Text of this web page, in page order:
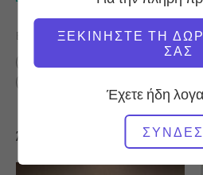
ΞΕΚΙΝΉΣΤΕ ΤΗ
ΣΑΣ
Έχετε ήδη
ΒΡΕΊΤΕ ΠΑΡΌΜΟΙΕΣ
50 - 60 λεπτά
Άλλες προπονήσεις που